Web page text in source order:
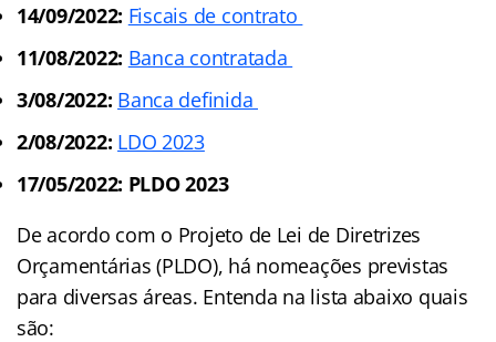
14/09/2022: Fiscais de contrato
11/08/2022: Banca contratada
3/08/2022: Banca definida
2/08/2022: LDO 2023
17/05/2022: PLDO 2023
De acordo com o Projeto de Lei de Diretrizes
Orçamentárias (PLDO), há nomeações previstas
para diversas áreas. Entenda na lista abaixo quais
são: